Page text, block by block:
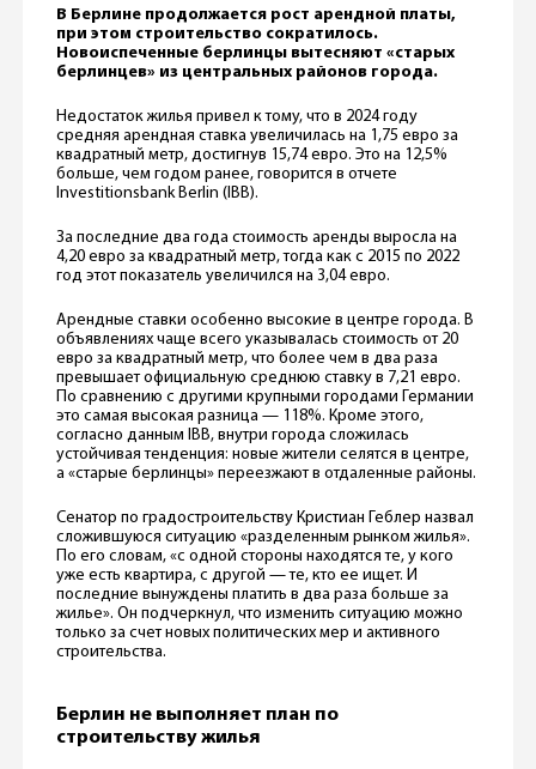
В Берлине продолжается рост арендной платы,
при этом строительство сократилось.
Новоиспеченные берлинцы вытесняют «старых
берлинцев» из центральных районов города.
Недостаток жилья привел к тому, что в 2024 году
средняя арендная ставка увеличилась на 1,75 евро за
квадратный метр, достигнув 15,74 евро. Это на 12,5%
больше, чем годом ранее, говорится в отчете
Investitionsbank Berlin (IBB).
За последние два года стоимость аренды выросла на
4,20 евро за квадратный метр, тогда как с 2015 по 2022
год этот показатель увеличился на 3,04 евро.
Арендные ставки особенно высокие в центре города. В
объявлениях чаще всего указывалась стоимость от 20
евро за квадратный метр, что более чем в два раза
превышает официальную среднюю ставку в 7,21 евро.
По сравнению с другими крупными городами Германии
это самая высокая разница — 118%. Кроме этого,
согласно данным IBB, внутри города сложилась
устойчивая тенденция: новые жители селятся в центре,
а «старые берлинцы» переезжают в отдаленные районы.
Сенатор по градостроительству Кристиан Геблер назвал
сложившуюся ситуацию «разделенным рынком жилья».
По его словам, «с одной стороны находятся те, у кого
уже есть квартира, с другой — те, кто ее ищет. И
последние вынуждены платить в два раза больше за
жилье». Он подчеркнул, что изменить ситуацию можно
только за счет новых политических мер и активного
строительства.
Берлин не выполняет план по
строительству жилья